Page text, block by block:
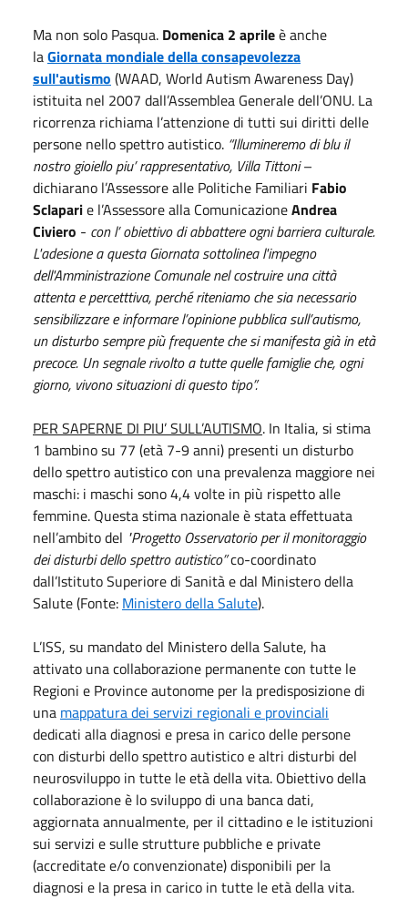
Ma non solo Pasqua. Domenica 2 aprileè anche
laGiornata mondiale della consapevolezza
sull'autismo (WAAD, World Autism Awareness Day)
istituita nel 2007 dall’Assemblea Generale dell’ONU. La
ricorrenza richiama l’attenzione di tutti sui diritti delle
persone nello spettro autistico. “Illumineremo di blu il
nostro gioiello piu’ rappresentativo, Villa Tittoni–
dichiarano l’Assessore alle Politiche Familiari Fabio
Sclaparie l’Assessore alla ComunicazioneAndrea
Civiero - con l’ obiettivo di abbattere ogni barriera culturale.
L'adesione a questa Giornata sottolinea l'impegno
dell'Amministrazione Comunale nel costruire una città
attenta e percetttiva, perché riteniamo che sia necessario
sensibilizzare e informare l’opinione pubblica sull’autismo,
un disturbo sempre più frequente che si manifesta già in età
precoce. Un segnale rivolto a tutte quelle famiglie che, ogni
giorno, vivono situazioni di questo tipo”.
PER SAPERNE DI PIU’ SULL’AUTISMO. In Italia, si stima
1 bambino su 77 (età 7-9 anni) presenti un disturbo
dello spettro autistico con una prevalenza maggiore nei
maschi: i maschi sono 4,4 volte in più rispetto alle
femmine. Questa stima nazionale è stata effettuata
nell’ambito del "Progetto Osservatorio per il monitoraggio
dei disturbi dello spettro autistico”co-coordinato
dall’Istituto Superiore di Sanità e dal Ministero della
Salute (Fonte: Ministero della Salute).
L’ISS, su mandato del Ministero della Salute, ha
attivato una collaborazione permanente con tutte le
Regioni e Province autonome per la predisposizione di
una mappatura dei servizi regionali e provinciali
dedicati alla diagnosi e presa in carico delle persone
con disturbi dello spettro autistico e altri disturbi del
neurosviluppo in tutte le età della vita. Obiettivo della
collaborazione è lo sviluppo di una banca dati,
aggiornata annualmente, per il cittadino e le istituzioni
sui servizi e sulle strutture pubbliche e private
(accreditate e/o convenzionate) disponibili per la
diagnosi e la presa in carico in tutte le età della vita.